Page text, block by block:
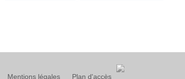
Mentions légales Plan d'accès